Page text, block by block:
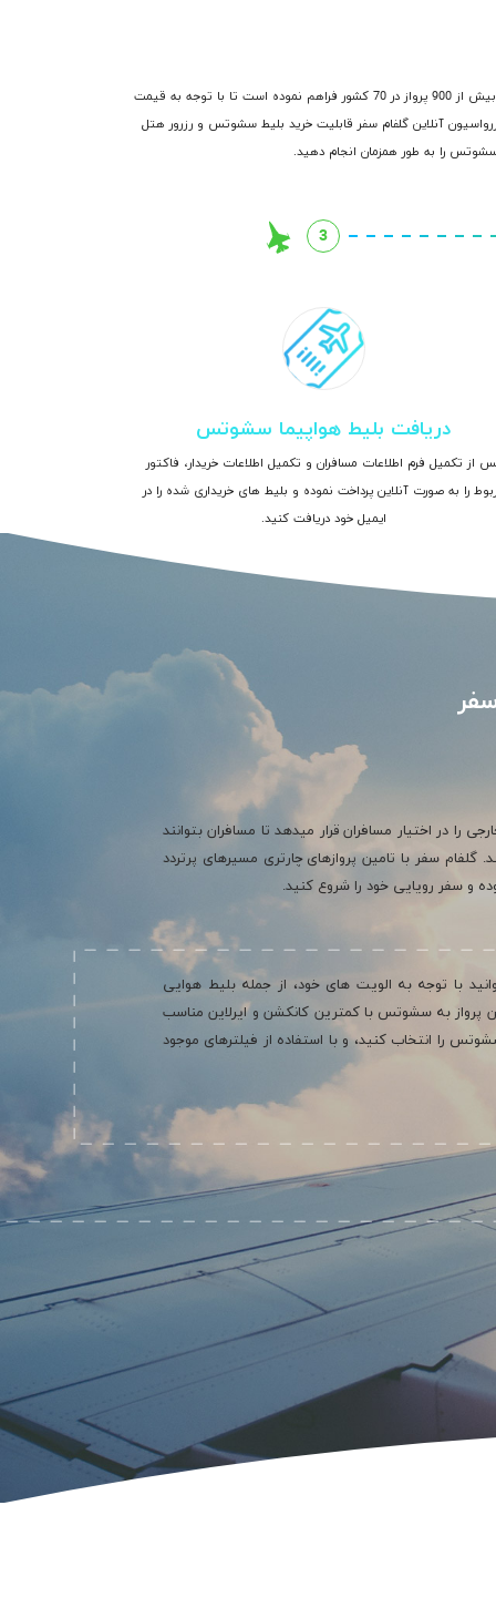
در گذشته فرآیند خرید بلیط هواپیما سشوتس با صرف هزینه و زمان زیادی از طریق آژانس های هواپیمایی میسر بود، اما شرکت گلفام سفر امکان دسترسی شما را به بیش از 900 پرواز در 70 کشور فراهم نموده است تا با توجه به قیمت
آنلاین گلفام سفر قابلیت خرید بلیط سشوتس و رزرور هتل
را به طور همزمان انجام دهید.
3
دریافت بلیط هواپیما سشوتس
از تکمیل فرم اطلاعات مسافران و تکمیل اطلاعات خریدار، فاکتور
را به صورت آنلاین پرداخت نموده و بلیط های خریداری شده را در
ایمیل خود دریافت کنید.
را در اختیار مسافران قرار میدهد تا مسافران بتوانند
سفر با تامین پروازهای چارتری مسیرهای پرتردد
و سفر رویایی خود را شروع کنید.
با توجه به الویت های خود، از جمله بلیط هوایی
به سشوتس با کمترین کانکشن و ایرلاین مناسب
را انتخاب کنید، و با استفاده از فیلترهای موجود